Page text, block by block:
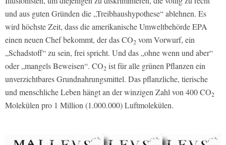
und aus guten Gründen die „Treibhaushypothese“ ablehnen. Es
wird höchste Zeit, dass die amerikanische Umweltbehörde EPA
einen neuen Chef bekommt, der das CO2 vom Vorwurf, ein
„Schadstoff“ zu sein, frei spricht. Und das „ohne wenn und aber“
oder „mangels Beweisen“. CO2 ist für alle grünen Pflanzen ein
unverzichtbares Grundnahrungsmittel. Das pflanzliche, tierische
und menschliche Leben hängt an der winzigen Zahl von 400 CO2
Molekülen pro 1 Million (1.000.000) Luftmolekülen.